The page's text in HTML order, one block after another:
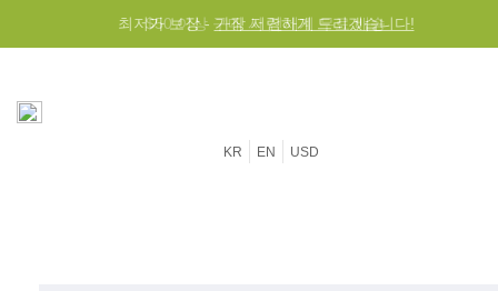
최저가 보장 -가장 저렴하게 드리겠습니다!
$50 이상 구매 시 전세계 무료 배송
KR EN USD